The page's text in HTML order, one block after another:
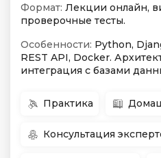
Формат: Лекции онлайн,
проверочные тесты.
Особенности: Python,
REST API, Docker.
интеграция с базами
Практика
Консультация